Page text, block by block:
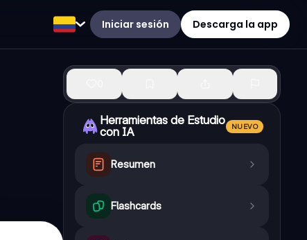
Iniciar sesión Descarga la app
Herramientas de Estudio
con IA
NUEVO
Resumen
Flashcards